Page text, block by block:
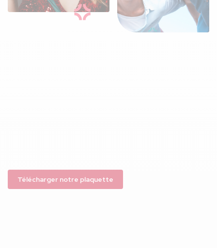
Télécharger notre plaquette